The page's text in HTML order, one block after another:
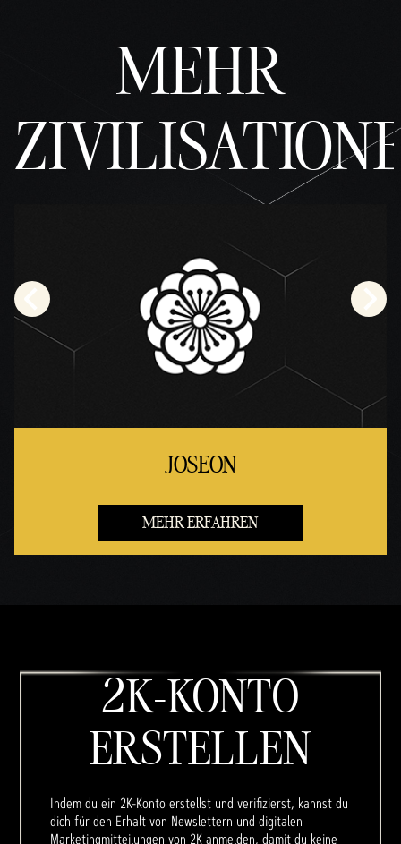
MEHR
JOSEON
MEHR ERFAHREN
2K-KONTO
ERSTELLEN
Indem du ein 2K-Konto erstellst und verifizierst, kannst du
dich für den Erhalt von Newslettern und digitalen
Marketingmitteilungen von 2K anmelden, damit du keine